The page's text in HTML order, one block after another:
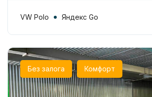
VW Polo Яндекс Go
Без залога Комфорт